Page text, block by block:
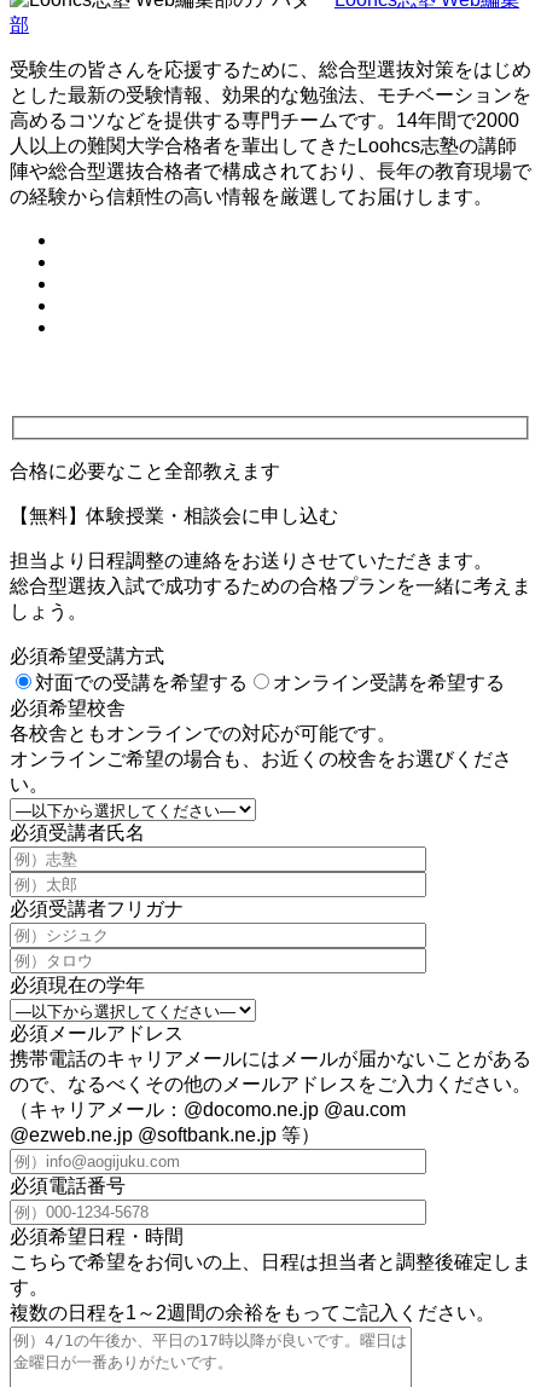
部
受験生の皆さんを応援するために、総合型選抜対策をはじめ
とした最新の受験情報、効果的な勉強法、モチベーションを
高めるコツなどを提供する専門チームです。14年間で2000
人以上の難関大学合格者を輩出してきたLoohcs志塾の講師
陣や総合型選抜合格者で構成されており、長年の教育現場で
の経験から信頼性の高い情報を厳選してお届けします。
合格に必要なこと全部教えます
【無料】体験授業・相談会に申し込む
担当より日程調整の連絡をお送りさせていただきます。
総合型選抜入試で成功するための合格プランを一緒に考えま
しょう。
必須希望受講方式
対面での受講を希望する
オンライン受講を希望する
必須希望校舎
各校舎ともオンラインでの対応が可能です。
オンラインご希望の場合も、お近くの校舎をお選びくださ
い。
必須受講者氏名
必須受講者フリガナ
必須現在の学年
必須 メールアドレス
携帯電話のキャリアメールにはメールが届かないことがある
ので、なるべくその他のメールアドレスをご入力ください。
（キャリアメール：@docomo.ne.jp @au.com
@ezweb.ne.jp @softbank.ne.jp 等）
必須電話番号
必須希望日程・時間
こちらで希望をお伺いの上、日程は担当者と調整後確定しま
す。
複数の日程を1～2週間の余裕をもってご記入ください。